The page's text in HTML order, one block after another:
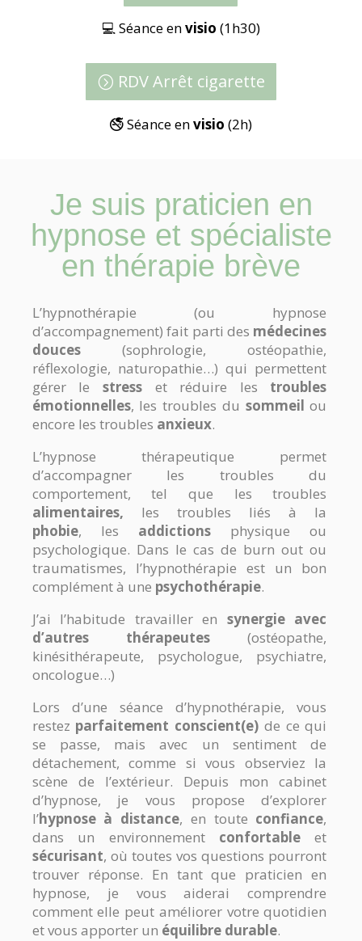
💻 Séance envisio (1h30)
RDV Arrêt cigarette
🚭 Séance envisio (2h)
Je suis praticien en
hypnose et spécialiste
en thérapie brève
L’hypnothérapie (ou hypnose
d’accompagnement) fait parti des médecines
douces(sophrologie, ostéopathie,
réflexologie, naturopathie…) qui permettent
gérer le stresset réduire les troubles
émotionnelles, les troubles du sommeil ou
encore les troubles anxieux.
L’hypnose thérapeutique permet
d’accompagner les troubles du
comportement, tel que les troubles
alimentaires, les troubles liés à la
phobie, les addictions physique ou
psychologique. Dans le cas de burn out ou
traumatismes, l’hypnothérapie est un bon
complément à une psychothérapie.
J’ai l’habitude travailler en synergie avec
d’autres thérapeutes (ostéopathe,
kinésithérapeute, psychologue, psychiatre,
oncologue…)
Lors d’une séance d’hypnothérapie, vous
restez parfaitement conscient(e) de ce qui
se passe, mais avec un sentiment de
détachement, comme si vous observiez la
scène de l’extérieur. Depuis mon cabinet
d’hypnose, je vous propose d’explorer
l’hypnose à distance, en toute confiance,
dans un environnementconfortableet
sécurisant, où toutes vos questions pourront
trouver réponse. En tant que praticien en
hypnose, je vous aiderai comprendre
comment elle peut améliorer votre quotidien
et vous apporter un équilibre durable.